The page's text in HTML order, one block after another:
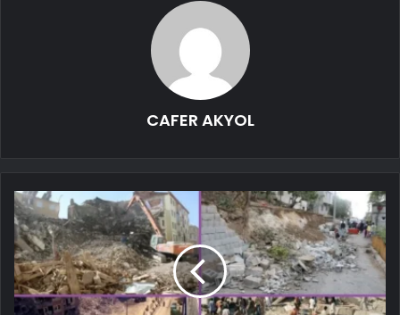
CAFER AKYOL